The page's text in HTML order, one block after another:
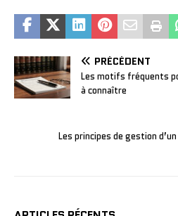
PRÉCÉDENT
Les motifs fréquents
à connaître
Les principes de gestion